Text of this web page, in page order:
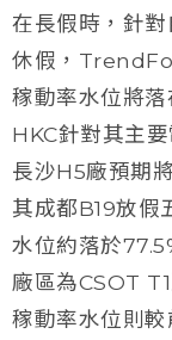
在長假時，針
休假，
稼動率水位將
HKC針對其主
長沙H5廠預期
其成都B19放假
水位約落於
廠區為CSOT
稼動率水位則